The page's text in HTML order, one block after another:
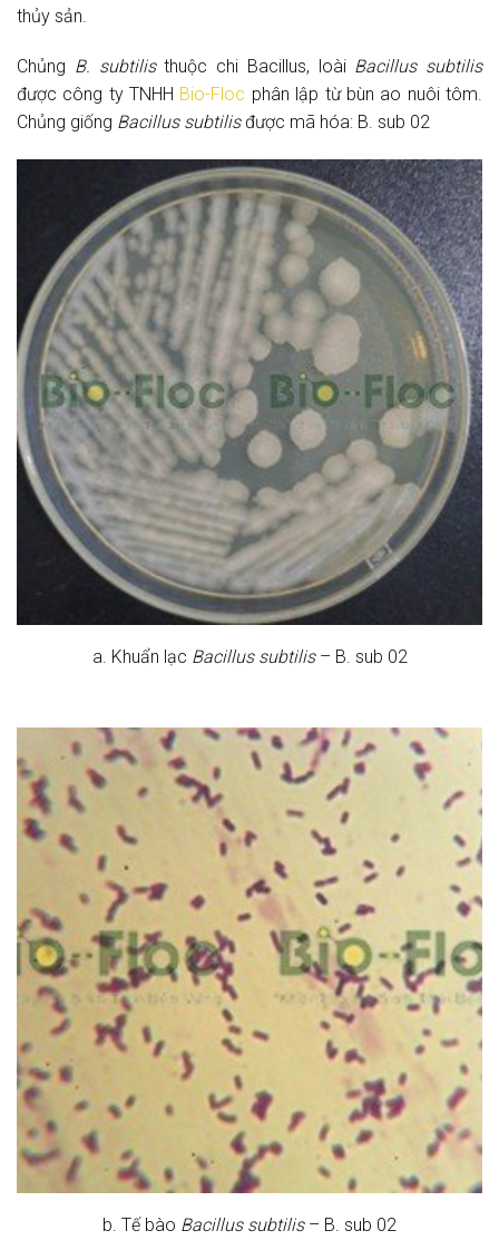
thủy sản.
Chủng B. subtilisthuộc chi Bacillus, loài Bacillus subtilis
được công ty TNHH Bio-Floc phân lập từ bùn ao nuôi tôm.
Chủng giống Bacillus subtilisđược mã hóa: B. sub 02
a. Khuẩn lạc Bacillus subtilis– B. sub 02
b. Tế bào Bacillus subtilis– B. sub 02